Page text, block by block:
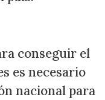
conseguir el
es necesario
nacional para